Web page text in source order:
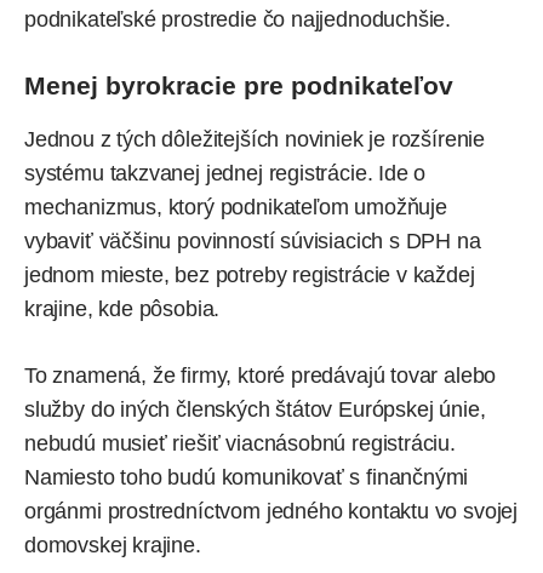
podnikateľské prostredie čo najjednoduchšie.
Menej byrokracie pre podnikateľov
Jednou z tých dôležitejších noviniek je rozšírenie
systému takzvanej jednej registrácie. Ide o
mechanizmus, ktorý podnikateľom umožňuje
vybaviť väčšinu povinností súvisiacich s DPH na
jednom mieste, bez potreby registrácie v každej
krajine, kde pôsobia.
To znamená, že firmy, ktoré predávajú tovar alebo
služby do iných členských štátov Európskej únie,
nebudú musieť riešiť viacnásobnú registráciu.
Namiesto toho budú komunikovať s finančnými
orgánmi prostredníctvom jedného kontaktu vo svojej
domovskej krajine.